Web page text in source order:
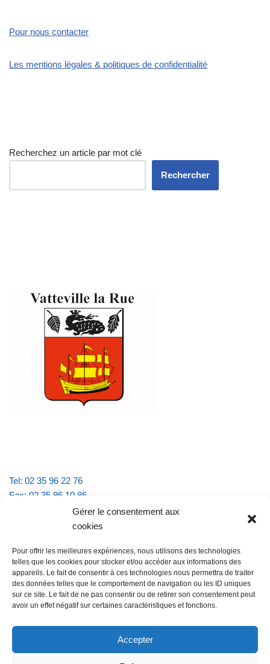
Gérer le consentement aux
cookies
Pour offrir les meilleures expériences, nous utilisons des technologies
telles que les cookies pour stocker et/ou accéder aux informations des
appareils. Le fait de consentir à ces technologies nous permettra de traiter
des données telles que le comportement de navigation ou les ID uniques
sur ce site. Le fait de ne pas consentir ou de retirer son consentement peut
avoir un effet négatif sur certaines caractéristiques et fonctions.
Accepter
Pour nous contacter
Les mentions légales & politiques de confidentialité
Recherchez un article par mot clé
Rechercher
Tel: 02 35 96 22 76
Fax: 02 35 96 10 86
Email : mairie.vattevillelarue@wanadoo.fr
lundi et jeudi de 9h à 11h30
mardi et vendredi de 16h à 18h30